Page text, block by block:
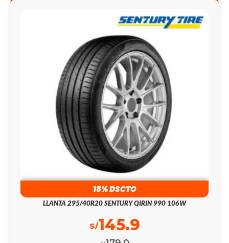
18% DSCTO
LLANTA 295/40R20 SENTURY QIRIN 990 106W
S/145.9